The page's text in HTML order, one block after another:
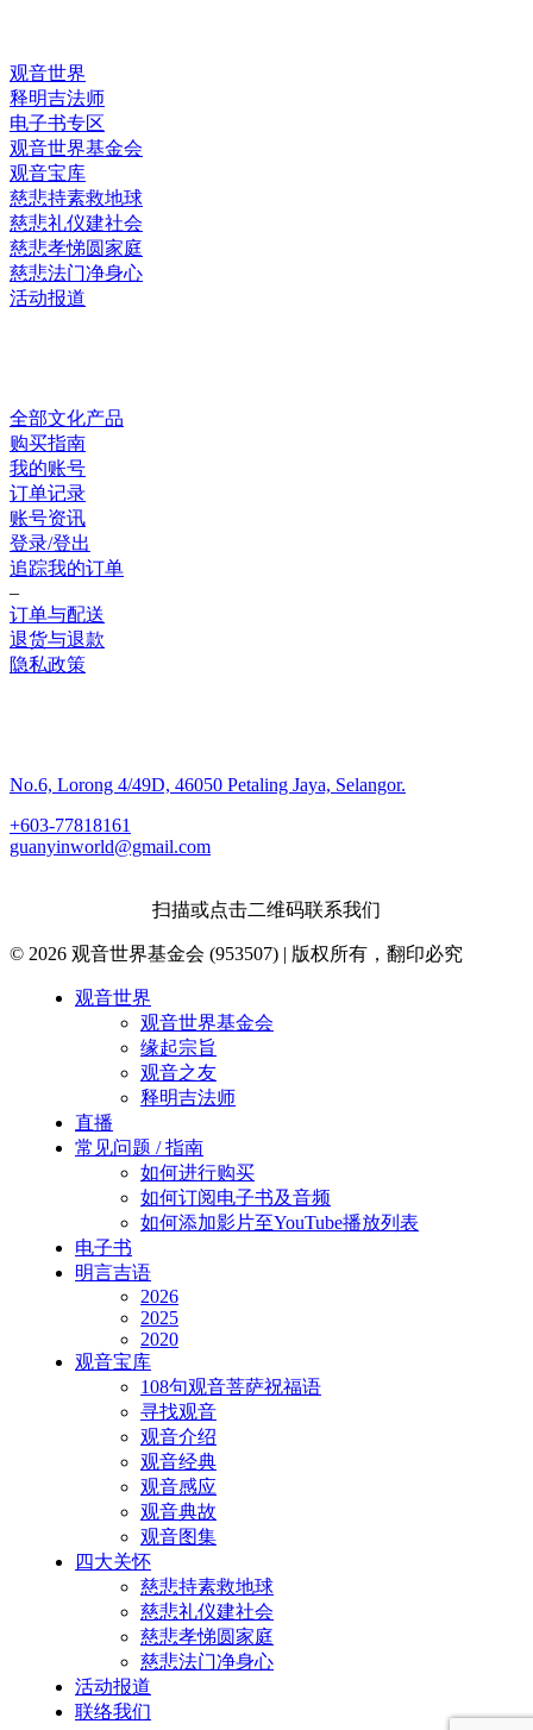
观音世界
释明吉法师
电子书专区
观音世界基金会
观音宝库
慈悲持素救地球
慈悲礼仪建社会
慈悲孝悌圆家庭
慈悲法门净身心
活动报道
全部文化产品
购买指南
我的账号
订单记录
账号资讯
登录/登出
追踪我的订单
–
订单与配送
退货与退款
隐私政策
No.6, Lorong 4/49D, 46050 Petaling Jaya, Selangor.
+603-77818161
guanyinworld@gmail.com
扫描或点击二维码联系我们
© 2026 观音世界基金会 (953507) | 版权所有，翻印必究
观音世界
观音世界基金会
缘起宗旨
观音之友
释明吉法师
直播
常见问题 / 指南
如何进行购买
如何订阅电子书及音频
如何添加影片至YouTube播放列表
电子书
明言吉语
2026
2025
2020
观音宝库
108句观音菩萨祝福语
寻找观音
观音介绍
观音经典
观音感应
观音典故
观音图集
四大关怀
慈悲持素救地球
慈悲礼仪建社会
慈悲孝悌圆家庭
慈悲法门净身心
活动报道
联络我们